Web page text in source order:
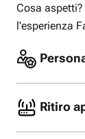
Cosa
l'esperienza
oppure
Ritiro